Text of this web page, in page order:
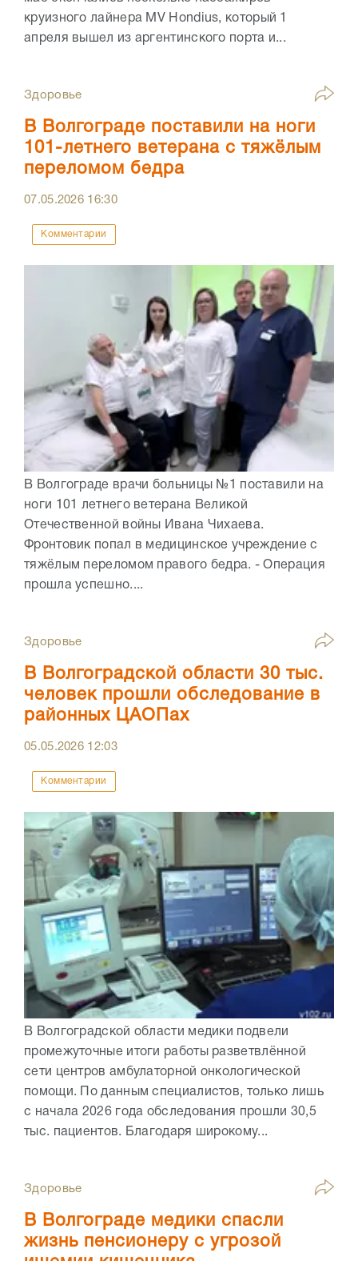
круизного лайнера MV Hondius, который 1
апреля вышел из аргентинского порта и...
Здоровье
В Волгограде поставили на ноги
101-летнего ветерана с тяжёлым
переломом бедра
07.05.2026 16:30
Комментарии
В Волгограде врачи больницы №1 поставили на
ноги 101 летнего ветерана Великой
Отечественной войны Ивана Чихаева.
Фронтовик попал в медицинское учреждение с
тяжёлым переломом правого бедра. - Операция
прошла успешно....
Здоровье
В Волгоградской области 30 тыс.
человек прошли обследование в
районных ЦАОПах
05.05.2026 12:03
Комментарии
В Волгоградской области медики подвели
промежуточные итоги работы разветвлённой
сети центров амбулаторной онкологической
помощи. По данным специалистов, только лишь
с начала 2026 года обследования прошли 30,5
тыс. пациентов. Благодаря широкому...
Здоровье
В Волгограде медики спасли
жизнь пенсионеру с угрозой